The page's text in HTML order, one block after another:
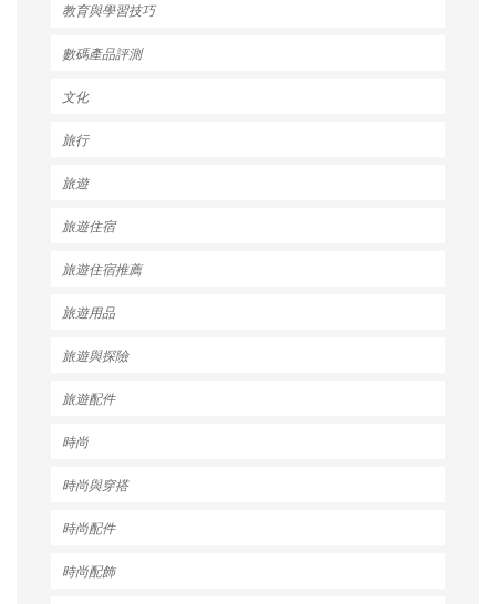
教育與學習技巧
數碼產品評測
文化
旅行
旅遊
旅遊住宿
旅遊住宿推薦
旅遊用品
旅遊與探險
旅遊配件
時尚
時尚與穿搭
時尚配件
時尚配飾